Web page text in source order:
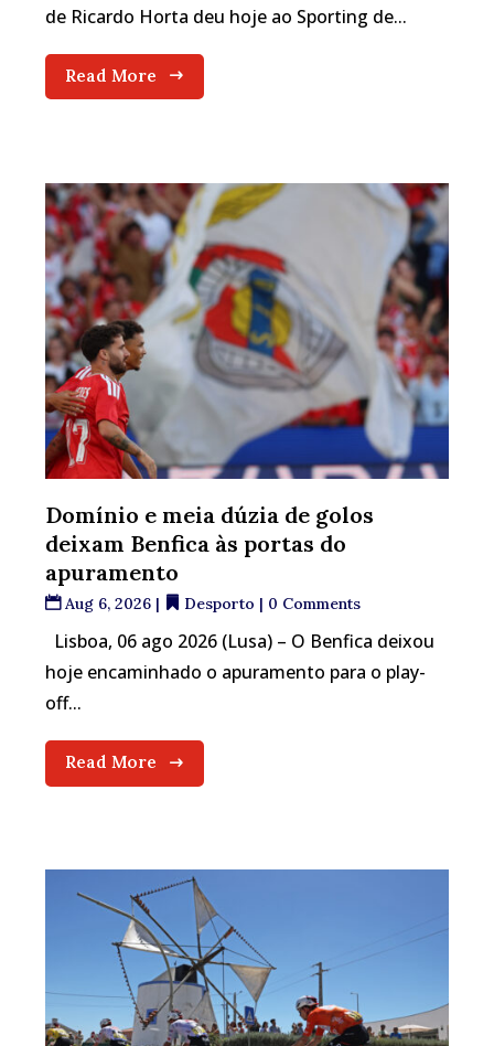
de Ricardo Horta deu hoje ao Sporting de...
Read More
Domínio e meia dúzia de golos
deixam Benfica às portas do
apuramento
Aug 6, 2026 | Desporto | 0 Comments
Lisboa, 06 ago 2026 (Lusa) – O Benfica deixou
hoje encaminhado o apuramento para o play-
off...
Read More